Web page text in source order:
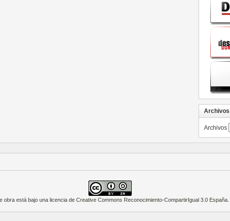
Archivos
Archivos
obra está bajo una licencia de Creative Commons Reconocimiento-CompartirIgual 3.0 España.